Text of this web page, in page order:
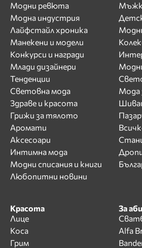
Модни ревюта
Модна индустрия
Лайфстайл хроника
Манекени и модели
Конкурси и награди
Млади дизайнери
Тенденции
Световна мода
Здраве и красота
Грижи за тялото
Аромати
Аксесоари
Интимна мода
Модни списания и книги
Любопитни новини
Мода
Красота
Лице
Коса
Грим
За
Alfa